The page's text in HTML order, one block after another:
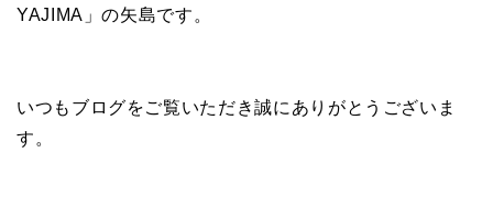
YAJIMA」の矢島です。
いつもブログをご覧いただき誠にありがとうございま
す。